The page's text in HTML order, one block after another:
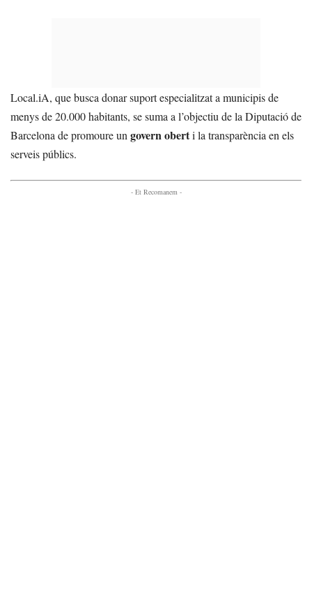
Local.iA, que busca donar suport especialitzat a municipis de
menys de 20.000 habitants, se suma a l’objectiu de la Diputació de
Barcelona de promoure un govern oberti la transparència en els
serveis públics.
- Et Recomanem -